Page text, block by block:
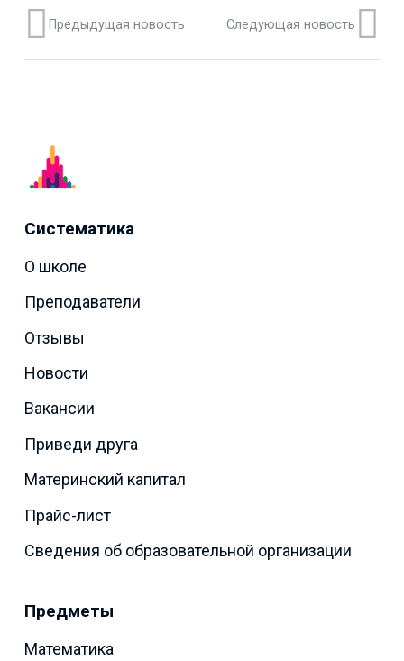
Предыдущая новость Следующая новость
Систематика
О школе
Преподаватели
Отзывы
Новости
Вакансии
Приведи друга
Материнский капитал
Прайс-лист
Сведения об образовательной организации
Предметы
Математика